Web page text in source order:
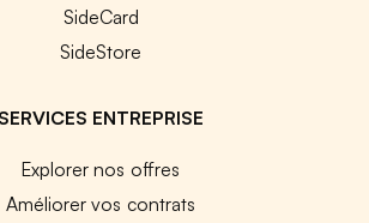
SideCard
SideStore
SERVICES ENTREPRISE
Explorer nos offres
Améliorer vos contrats